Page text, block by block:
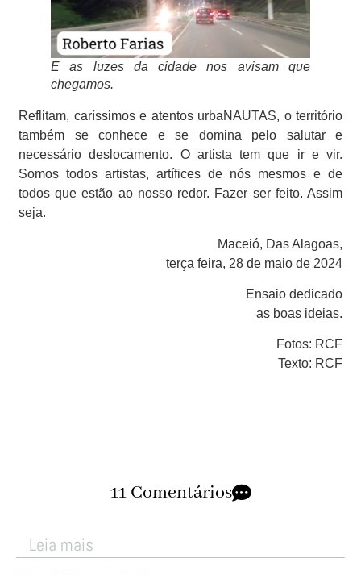
E as luzes da cidade nos avisam que
chegamos.
Reflitam, caríssimos e atentos urbaNAUTAS, o território
também se conhece e se domina pelo salutar e
necessário deslocamento. O artista tem que ir e vir.
Somos todos artistas, artífices de nós mesmos e de
todos que estão ao nosso redor. Fazer ser feito. Assim
seja.
Maceió, Das Alagoas,
terça feira, 28 de maio de 2024
Ensaio dedicado
as boas ideias.
Fotos: RCF
Texto: RCF
11 Comentários
Leia mais